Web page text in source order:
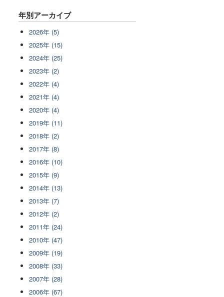
年別アーカイブ
2026年 (5)
2025年 (15)
2024年 (25)
2023年 (2)
2022年 (4)
2021年 (4)
2020年 (4)
2019年 (11)
2018年 (2)
2017年 (8)
2016年 (10)
2015年 (9)
2014年 (13)
2013年 (7)
2012年 (2)
2011年 (24)
2010年 (47)
2009年 (19)
2008年 (33)
2007年 (28)
2006年 (67)